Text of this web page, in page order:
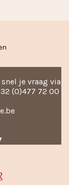
je vraag via
(0)477 72 00